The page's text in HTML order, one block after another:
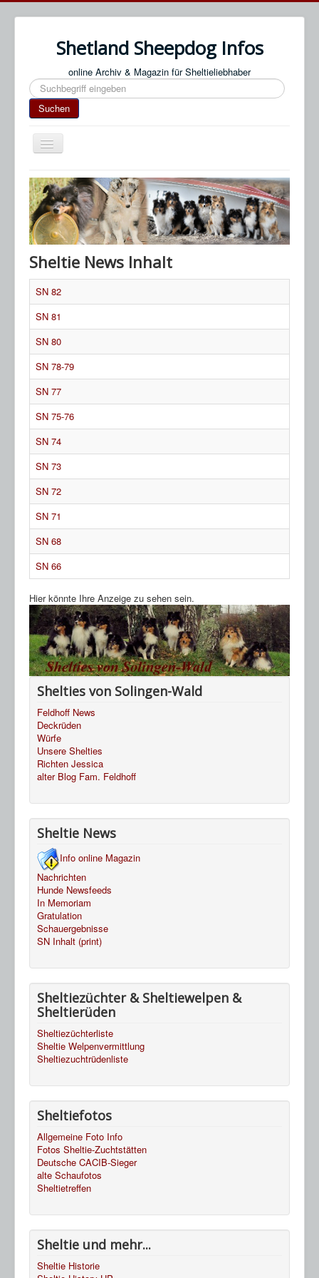
Shetland Sheepdog Infos
online Archiv & Magazin für Sheltieliebhaber
Suchen
Suchen
Navigation
an/aus
Start
Impressum / Datenschutz
An- & Abmeldung
Links
SN Blog
HP Ahnentafeln
Sheltie Archiv
Sheltie News Inhalt
SN 82
SN 81
SN 80
SN 78-79
SN 77
SN 75-76
SN 74
SN 73
SN 72
SN 71
SN 68
SN 66
Hier könnte Ihre Anzeige zu sehen sein.
Shelties von Solingen-Wald
Feldhoff News
Deckrüden
Würfe
Unsere Shelties
Richten Jessica
alter Blog Fam. Feldhoff
Sheltie News
Info online Magazin
Nachrichten
Hunde Newsfeeds
In Memoriam
Gratulation
Schauergebnisse
SN Inhalt (print)
Sheltiezüchter & Sheltiewelpen &
Sheltierüden
Sheltiezüchterliste
Sheltie Welpenvermittlung
Sheltiezuchtrüdenliste
Sheltiefotos
Allgemeine Foto Info
Fotos Sheltie-Zuchtstätten
Deutsche CACIB-Sieger
alte Schaufotos
Sheltietreffen
Sheltie und mehr...
Sheltie Historie